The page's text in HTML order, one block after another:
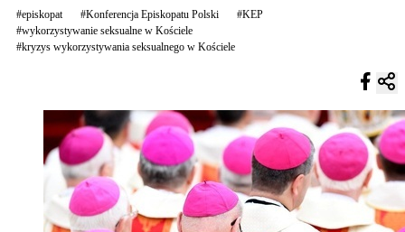
#episkopat #Konferencja Episkopatu Polski
#KEP
#wykorzystywanie seksualne w Kościele
#kryzys wykorzystywania seksualnego w Kościele